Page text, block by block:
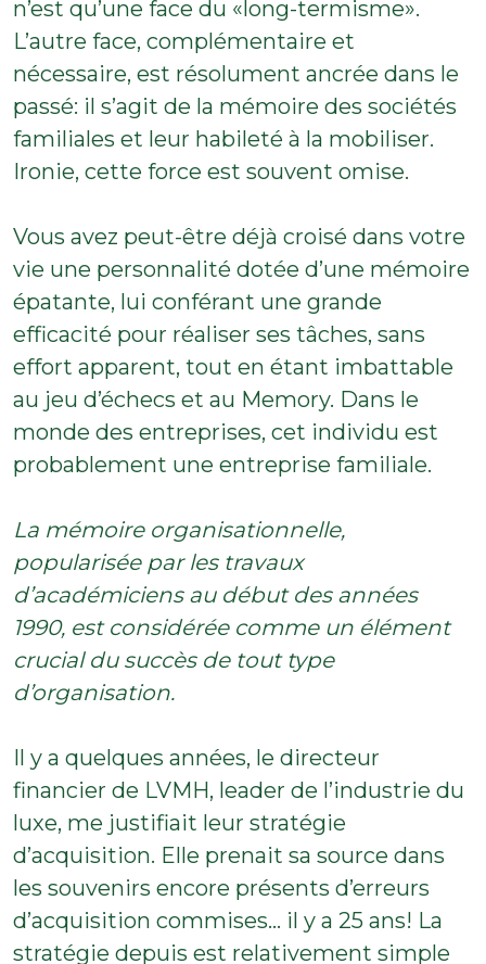
n’est qu’une face du «long-termisme».
L’autre face, complémentaire et
nécessaire, est résolument ancrée dans le
passé: il s’agit de la mémoire des sociétés
familiales et leur habileté à la mobiliser.
Ironie, cette force est souvent omise.
Vous avez peut-être déjà croisé dans votre
vie une personnalité dotée d’une mémoire
épatante, lui conférant une grande
efficacité pour réaliser ses tâches, sans
effort apparent, tout en étant imbattable
au jeu d’échecs et au Memory. Dans le
monde des entreprises, cet individu est
probablement une entreprise familiale.
La mémoire organisationnelle,
popularisée par les travaux
d’académiciens au début des années
1990, est considérée comme un élément
crucial du succès de tout type
d’organisation.
Il y a quelques années, le directeur
financier de LVMH, leader de l’industrie du
luxe, me justifiait leur stratégie
d’acquisition. Elle prenait sa source dans
les souvenirs encore présents d’erreurs
d’acquisition commises… il y a 25 ans! La
stratégie depuis est relativement simple